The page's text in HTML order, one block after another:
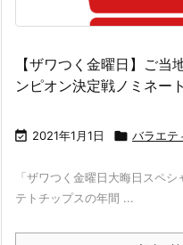
【ザワつく金曜日】ご
ンピオン決定戦ノミネー
 2021年1月1日  バラエテ
「ザワつく金曜日大晦日スペ
テトチップスの年間 ...